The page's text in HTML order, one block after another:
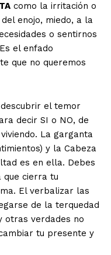
como la irritación o
enojo, miedo, a la
o sentirnos
el enfado
que no queremos
el temor
decir SI o NO, de
La garganta
y la Cabeza
es en ella. Debes
que cierra tu
El verbalizar las
de la terquedad
otras verdades no
tu presente y